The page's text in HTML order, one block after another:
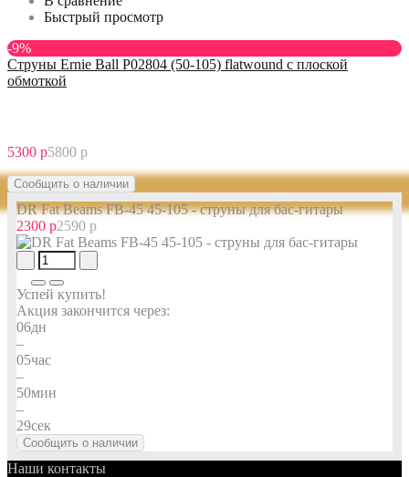
Быстрый просмотр
-9%
Струны Ernie Ball P02804 (50-105) flatwound с плоской
обмоткой
5300 р5800 р
Сообщить о наличии
DR Fat Beams FB-45 45-105 - струны для бас-гитары
2300 р2590 р
Успей купить!
Акция закончится через:
06дн
–
05час
–
50мин
–
28сек
Сообщить о наличии
Наши контакты